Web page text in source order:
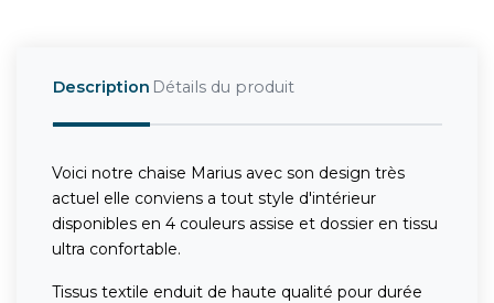
Description Détails du produit
Voici notre chaise Marius avec son design très
actuel elle conviens a tout style d'intérieur
disponibles en 4 couleurs assise et dossier en tissu
ultra confortable.
Tissus textile enduit de haute qualité pour durée